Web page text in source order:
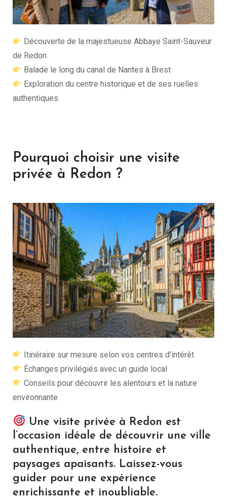
Découverte de la majestueuseAbbaye Saint-Sauveur
de Redon
Balade le long du canal de Nantes à Brest
Exploration du centre historique et de ses ruelles
authentiques
Pourquoi choisir une visite
privée à Redon ?
Itinéraire sur mesure selon vos centres d’intérêt
Échanges privilégiés avec un guide local
Conseils pour découvrir les alentours et la nature
environnante
Une visite privée à Redon est
l’occasion idéale de découvrir une ville
authentique, entre histoire et
paysages apaisants. Laissez-vous
guider pour une expérience
enrichissante et inoubliable.